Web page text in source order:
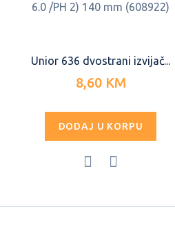
Unior 636 dvostrani izvijač...
8,60 KM
DODAJ U KORPU